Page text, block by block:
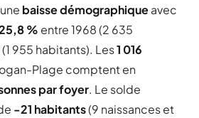
baisse démographiqueavec
% entre 1968 (2 635
955 habitants). Les1 016
Plage comptent en
par foyer. Le solde
-21 habitants(9 naissances et